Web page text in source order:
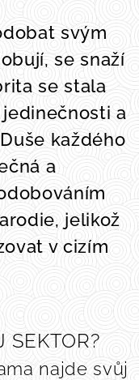
svým
se snaží
se stala
a
každého
a
jelikož
v cizím
SEKTOR?
najde svůj